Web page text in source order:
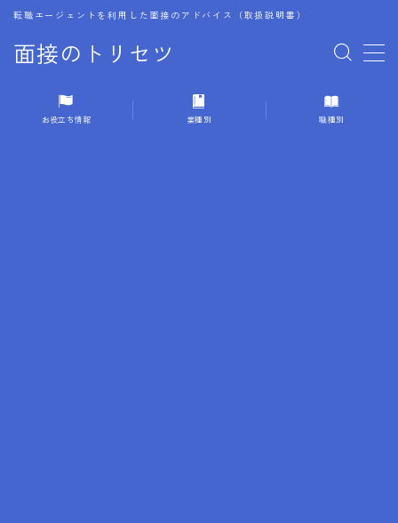
面接のトリセツ
転職エージェントを利用した面接のアドバイス（取扱説明書）
MENU
1.成功する面接戦略
お役立ち情報 業種別 職種別